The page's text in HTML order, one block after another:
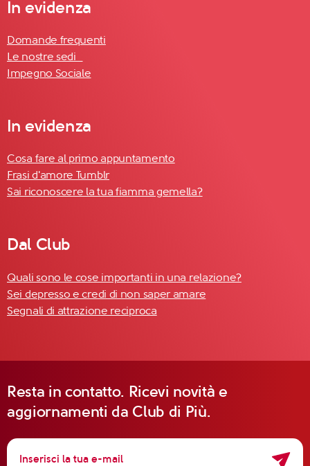
In evidenza
Domande frequenti
Le nostre sedi
Impegno Sociale
In evidenza
Cosa fare al primo appuntamento
Frasi d'amore Tumblr
Sai riconoscere la tua fiamma gemella?
Dal Club
Quali sono le cose importanti in una relazione?
Sei depresso e credi di non saper amare
Segnali di attrazione reciproca
Resta in contatto. Ricevi novità e
aggiornamenti da Club di Più.